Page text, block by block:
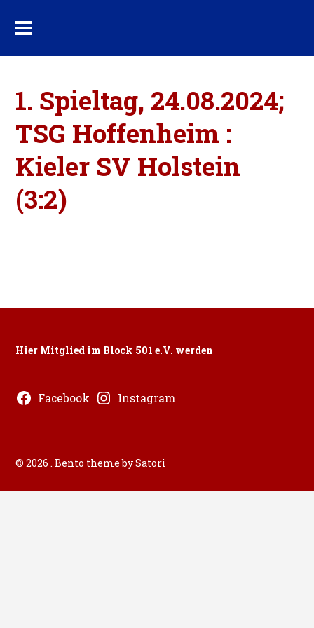
1. Spieltag, 24.08.2024;
TSG Hoffenheim :
Kieler SV Holstein
(3:2)
Hier Mitglied im Block 501 e.V. werden
Facebook Instagram
© 2026 . Bento theme by Satori